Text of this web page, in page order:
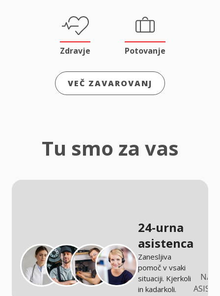
Zdravje Potovanje
VEČ ZAVAROVANJ
Tu smo za vas
24-urna
asistenca
Zanesljiva
pomoč v vsaki
situaciji. Kjerkoli
in kadarkoli.